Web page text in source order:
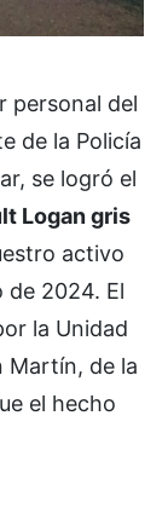
personal del
de la Policía
se logró el
Logan gris
activo
2024. El
la Unidad
Martín, de la
el hecho